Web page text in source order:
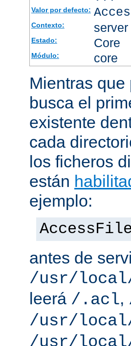
Valor por defecto:
Contexto:
Estado: Core
Módulo: core
Mientras
busca el
existente
cada
los ficheros
están
ejemplo:
antes de
/usr/
leerá /.acl,
/usr/
/usr/